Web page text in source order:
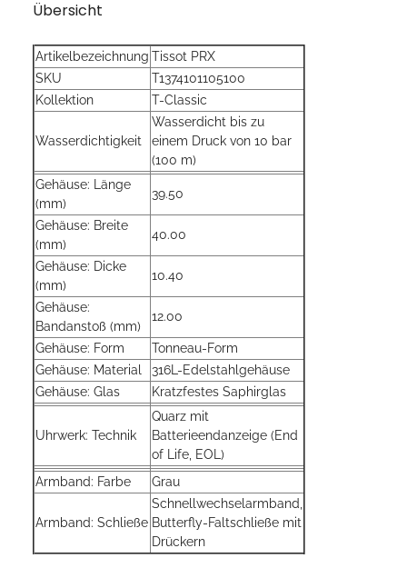
Übersicht
Artikelbezeichnung Tissot PRX
SKU
T1374101105100
Kollektion
T-Classic
Wasserdichtigkeit
Wasserdicht bis zu
einem Druck von 10 bar
(100 m)
Gehäuse: Länge
(mm)
39.50
Gehäuse: Breite
(mm)
40.00
Gehäuse: Dicke
(mm)
10.40
Gehäuse:
Bandanstoß (mm)
12.00
Gehäuse: Form
Tonneau-Form
Gehäuse: Material
316L-Edelstahlgehäuse
Gehäuse: Glas
Kratzfestes Saphirglas
Uhrwerk: Technik
Quarz mit
Batterieendanzeige (End
of Life, EOL)
Armband: Farbe
Grau
Armband: Schließe
Schnellwechselarmband,
Butterfly-Faltschließe mit
Drückern